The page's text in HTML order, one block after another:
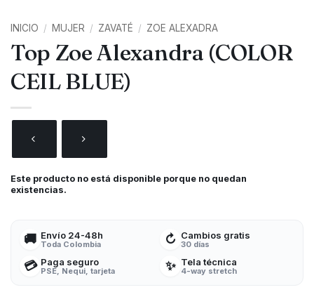
INICIO / MUJER / ZAVATÉ / ZOE ALEXADRA
Top Zoe Alexandra (COLOR
CEIL BLUE)
Este producto no está disponible porque no quedan
existencias.
🚚 Envío 24-48h
Toda Colombia ↻ Cambios gratis
30 días
💳 Paga seguro
PSE, Nequi, tarjeta ✨ Tela técnica
4-way stretch